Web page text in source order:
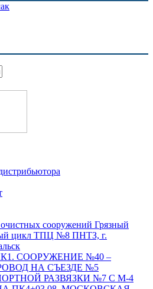
сооружений Грязный
цикл ТПЦ №8 ПНТЗ, г.
СООРУЖЕНИЕ №40 –
НА СЪЕЗДЕ №5
РАЗВЯЗКИ №7 С М-4